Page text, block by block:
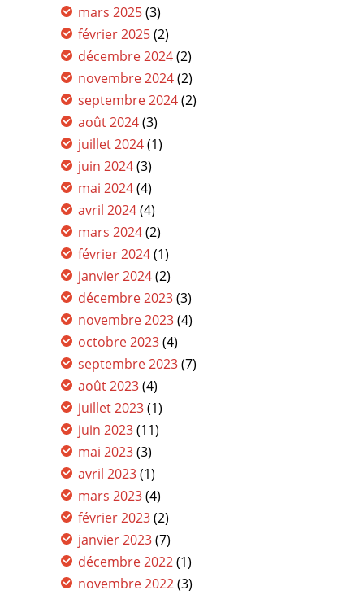
mars 2025(3)
février 2025(2)
décembre 2024(2)
novembre 2024(2)
septembre 2024(2)
août 2024(3)
juillet 2024(1)
juin 2024(3)
mai 2024(4)
avril 2024(4)
mars 2024(2)
février 2024(1)
janvier 2024(2)
décembre 2023(3)
novembre 2023(4)
octobre 2023(4)
septembre 2023(7)
août 2023(4)
juillet 2023(1)
juin 2023(11)
mai 2023(3)
avril 2023(1)
mars 2023(4)
février 2023(2)
janvier 2023(7)
décembre 2022(1)
novembre 2022(3)